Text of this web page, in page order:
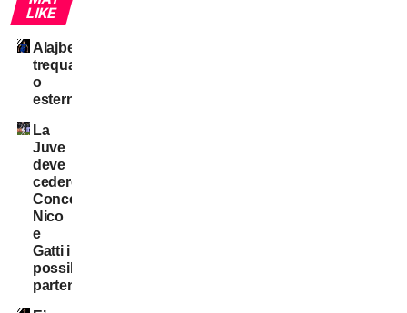
LIKE
Alajbegovic
trequartista
o
esterno?
La
Juve
deve
cedere:
Conceição,
Nico
e
Gatti i
possibili
partenti